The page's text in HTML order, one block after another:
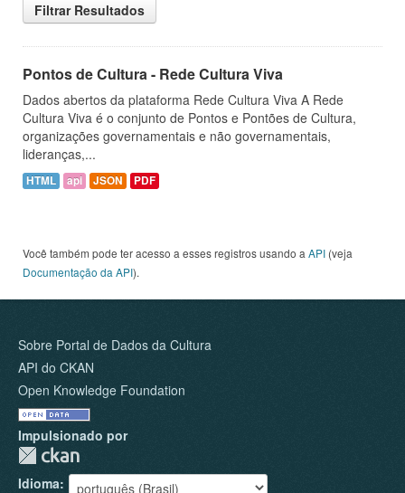
Filtrar Resultados
Pontos de Cultura - Rede Cultura Viva
Dados abertos da plataforma Rede Cultura Viva A Rede
Cultura Viva é o conjunto de Pontos e Pontões de Cultura,
organizações governamentais e não governamentais,
lideranças,...
HTML api JSON PDF
Você também pode ter acesso a esses registros usando a API (veja
Documentação da API).
Sobre Portal de Dados da Cultura
API do CKAN
Open Knowledge Foundation
Impulsionado por
Idioma